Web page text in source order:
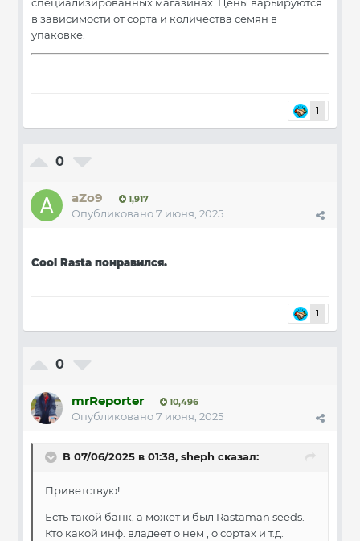
в зависимости от сорта и количества семян в
упаковке.
1
0
aZo9 1,917
Опубликовано7 июня, 2025
Cool Rasta понравился.
1
0
mrReporter 10,496
Опубликовано7 июня, 2025
В 07/06/2025 в 01:38, sheph сказал:
Приветствую!
Есть такой банк, а может и был Rastaman seeds.
Кто какой инф. владеет о нем , о сортах и т.д.